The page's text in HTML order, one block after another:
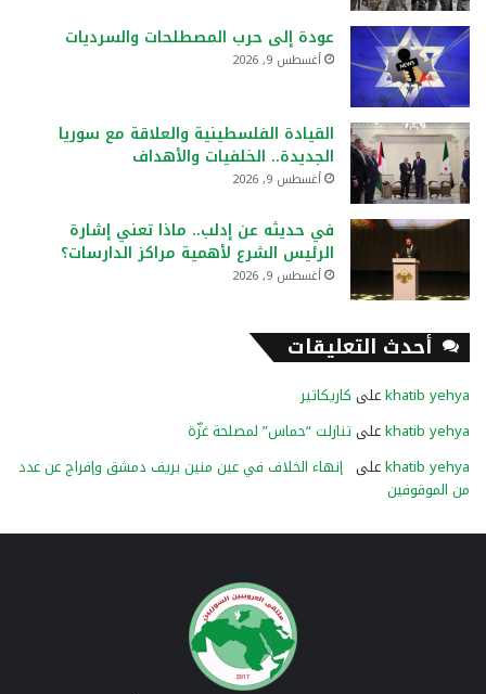
عودة إلى حرب المصطلحات والسرديات
أغسطس 9, 2026
القيادة الفلسطينية والعلاقة مع سوريا
الجديدة.. الخلفيات والأهداف
أغسطس 9, 2026
في حديثه عن إدلب.. ماذا تعني إشارة
الرئيس الشرع لأهمية مراكز الدارسات؟
أغسطس 9, 2026
أحدث التعليقات
khatib yehyaعلى كاريكاتير
khatib yehyaعلى تنازلت “حماس” لمصلحة غزّة
khatib yehyaعلى إنهاء الخلاف في عين منين بريف دمشق وإفراج عن عدد
من الموقوفين